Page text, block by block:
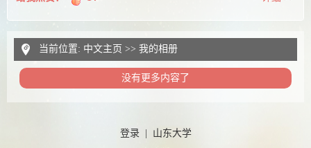
当前位置: 中文主页 >> 我的相册
没有更多内容了
登录| 山东大学